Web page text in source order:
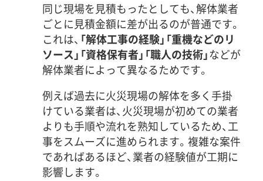
同じ現場を見積もったとしても、解体業者
ごとに見積金額に差が出るのが普通です。
これは、 「解体工事の経験」「重機などのリ
ソース」「資格保有者」「職人の技術」などが
解体業者によって異なるためです。
例えば過去に火災現場の解体を多く手掛
けている業者は、火災現場が初めての業者
よりも手順や流れを熟知しているため、工
事をスムーズに進められます。複雑な案件
であればあるほど、業者の経験値が工期に
影響します。